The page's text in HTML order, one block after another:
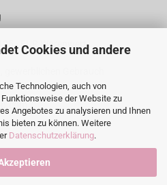
Cookies und andere
Technologien, auch von
der Website zu
Angebotes zu analysieren und Ihnen
bieten zu können. Weitere
Datenschutzerklärung.
EUR Warenwert
Gebrauch